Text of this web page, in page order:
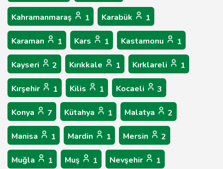
Kahramanmaraş 1 Karabük 1
Karaman 1 Kars 1 Kastamonu 1
Kayseri 2 Kırıkkale 1 Kırklareli 1
Kırşehir 1 Kilis 1 Kocaeli 3
Konya 7 Kütahya 1 Malatya 2
Manisa 1 Mardin 1 Mersin 2
Muğla 1 Muş 1 Nevşehir 1